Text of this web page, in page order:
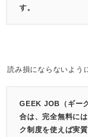
す。
読み損にならないよう
GEEK JOB（ギー
合は、完全無料に
ク制度を使えば実